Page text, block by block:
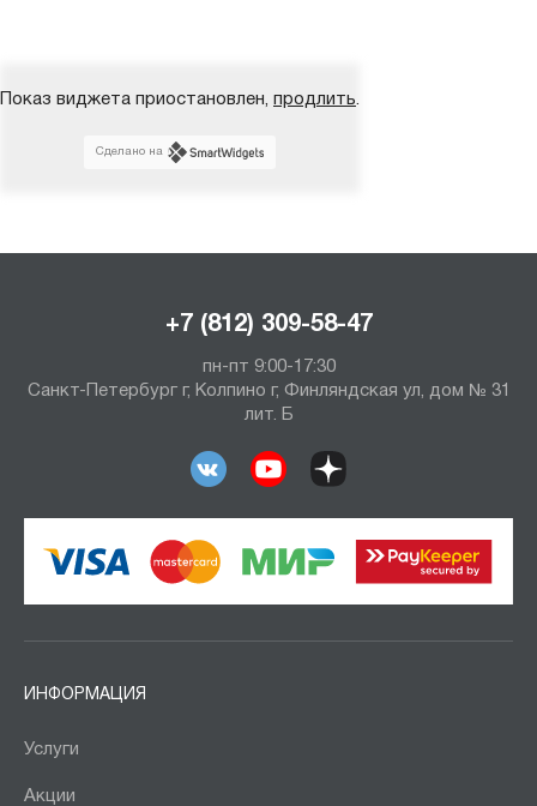
Показ виджета приостановлен, продлить.
Сделано на
+7 (812) 309-58-47
пн-пт 9:00-17:30
Санкт-Петербург г, Колпино г, Финляндская ул, дом № 31
лит. Б
ИНФОРМАЦИЯ
Услуги
Акции